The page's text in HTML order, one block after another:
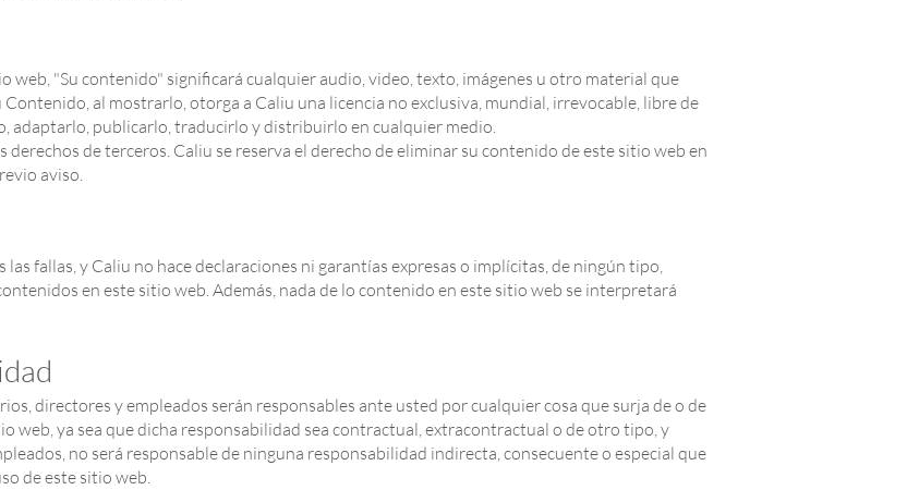
web, "Su contenido" significará cualquier audio, video, texto, imágenes u otro material que
al mostrarlo, otorga a Caliu una licencia no exclusiva, mundial, irrevocable, libre de
adaptarlo, publicarlo, traducirlo y distribuirlo en cualquier medio.
de terceros. Caliu se reserva el derecho de eliminar su contenido de este sitio web en
aviso.
fallas, y Caliu no hace declaraciones ni garantías expresas o implícitas, de ningún tipo,
en este sitio web. Además, nada de lo contenido en este sitio web se interpretará
directores y empleados serán responsables ante usted por cualquier cosa que surja de o de
web, ya sea que dicha responsabilidad sea contractual, extracontractual o de otro tipo, y
no será responsable de ninguna responsabilidad indirecta, consecuente o especial que
de este sitio web.